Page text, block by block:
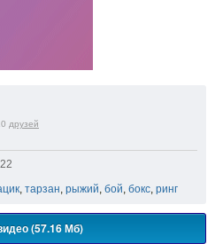
друзей
, тарзан, рыжий, бой, бокс, ринг
(57.16 Мб)